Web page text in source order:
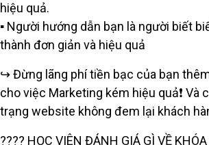
hiệu quả.
▪️ Người hướng dẫn bạn là người biết
thành đơn giản và hiệu quả
↪️ Đừng lãng phí tiền bạc của bạn
cho việc Marketing kém hiệu quả❗ Và
trạng website không đem lại khách
???? HỌC VIÊN ĐÁNH GIÁ GÌ VỀ KHÓA